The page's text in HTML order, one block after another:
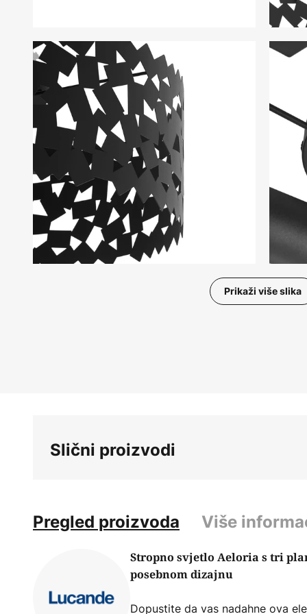
Prikaži više slika
Slični proizvodi
Pregled proizvoda Više
Stropno svjetlo Aeloria s tri
posebnom dizajnu
Dopustite da vas nadahne ova